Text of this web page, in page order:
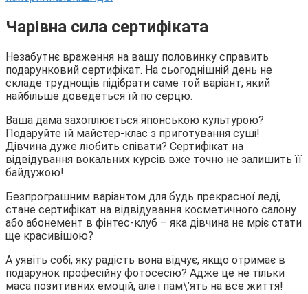
Чарівна сила сертифіката
Незабутнє враження на вашу половинку справить
подарунковий сертифікат. На сьогоднішній день не
складе труднощів підібрати саме той варіант, який
найбільше доведеться їй по серцю.
Ваша дама захоплюється японською культурою?
Подаруйте їй майстер-клас з приготування суші!
Дівчина дуже любить співати? Сертифікат на
відвідування вокальних курсів вже точно не залишить її
байдужою!
Безпрограшним варіантом для будь прекрасної леді,
стане сертифікат на відвідування косметичного салону
або абонемент в фінтес-клуб – яка дівчина не мріє стати
ще красивішою?
А уявіть собі, яку радість вона відчує, якщо отримає в
подарунок професійну фотосесію? Адже це не тільки
маса позитивних емоцій, але і пам\’ять на все життя!